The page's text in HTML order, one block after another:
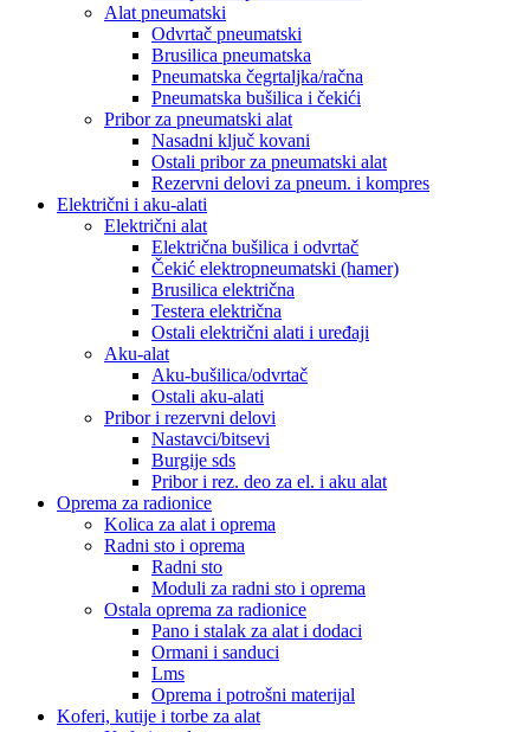
Alat pneumatski
Odvrtač pneumatski
Brusilica pneumatska
Pneumatska čegrtaljka/račna
Pneumatska bušilica i čekići
Pribor za pneumatski alat
Nasadni ključ kovani
Ostali pribor za pneumatski alat
Rezervni delovi za pneum. i kompres
Električni i aku-alati
Električni alat
Električna bušilica i odvrtač
Čekić elektropneumatski (hamer)
Brusilica električna
Testera električna
Ostali električni alati i uređaji
Aku-alat
Aku-bušilica/odvrtač
Ostali aku-alati
Pribor i rezervni delovi
Nastavci/bitsevi
Burgije sds
Pribor i rez. deo za el. i aku alat
Oprema za radionice
Kolica za alat i oprema
Radni sto i oprema
Radni sto
Moduli za radni sto i oprema
Ostala oprema za radionice
Pano i stalak za alat i dodaci
Ormani i sanduci
Lms
Oprema i potrošni materijal
Koferi, kutije i torbe za alat